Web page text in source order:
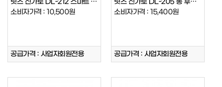
릿츠 진가로 DL-212 스마트 자석거…
소비자가격 : 10,500원
공급가격 : 사업자회원전용
릿츠 진가로 DL-205 롱 후렉시블 …
소비자가격 : 15,400원
공급가격 : 사업자회원전용